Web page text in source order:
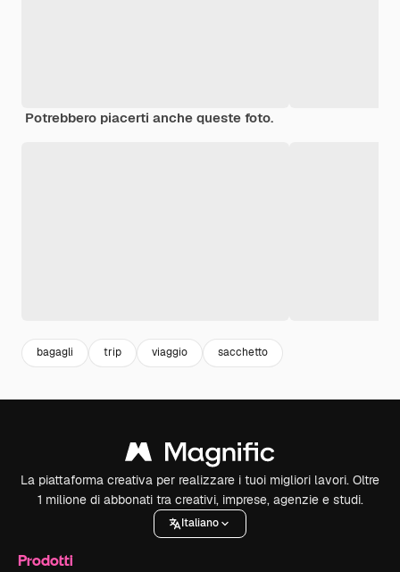
Potrebbero piacerti anche queste foto.
bagagli trip viaggio sacchetto
La piattaforma creativa per realizzare i tuoi migliori lavori. Oltre
1 milione di abbonati tra creativi, imprese, agenzie e studi.
Italiano
Prodotti